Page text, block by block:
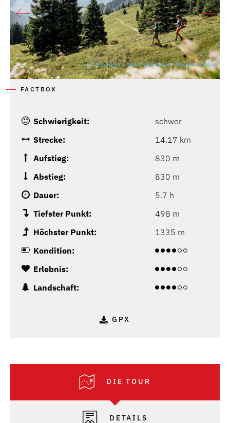
FACTBOX
Schwierigkeit:
schwer
Strecke:
14.17 km
Aufstieg:
830 m
Abstieg:
830 m
Dauer:
5.7 h
Tiefster Punkt:
498 m
Höchster Punkt:
1335 m
Kondition:
Erlebnis:
Landschaft:
GPX
DIE TOUR
DETAILS